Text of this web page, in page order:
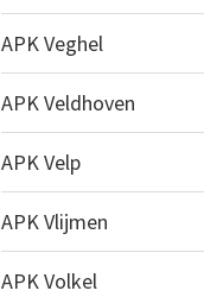
APK Veghel
APK Veldhoven
APK Velp
APK Vlijmen
APK Volkel